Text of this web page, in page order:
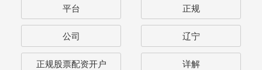
平台 正规
公司 辽宁
正规股票配资开户 详解